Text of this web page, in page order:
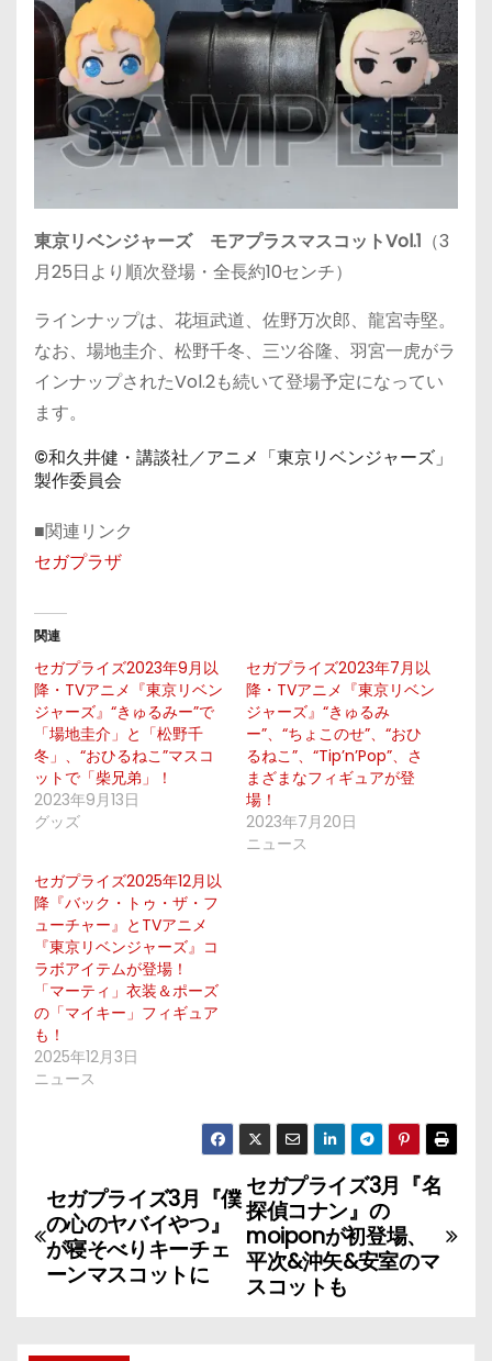
東京リベンジャーズ モアプラスマスコットVol.1 （3
月25日より順次登場・全長約10センチ）
ラインナップは、花垣武道、佐野万次郎、龍宮寺堅。
なお、場地圭介、松野千冬、三ツ谷隆、羽宮一虎がラ
インナップされたVol.2も続いて登場予定になってい
ます。
©和久井健・講談社／アニメ「東京リベンジャーズ」
製作委員会
■関連リンク
セガプラザ
関連
セガプライズ2023年9月以
降・TVアニメ『東京リベン
ジャーズ』“きゅるみー”で
「場地圭介」と「松野千
冬」、“おひるねこ”マスコ
ットで「柴兄弟」！
2023年9月13日
グッズ
セガプライズ2023年7月以
降・TVアニメ『東京リベン
ジャーズ』“きゅるみ
ー”、“ちょこのせ”、“おひ
るねこ”、“Tip’n’Pop”、さ
まざまなフィギュアが登
場！
2023年7月20日
ニュース
セガプライズ2025年12月以
降『バック・トゥ・ザ・フ
ューチャー』とTVアニメ
『東京リベンジャーズ』コ
ラボアイテムが登場！
「マーティ」衣装＆ポーズ
の「マイキー」フィギュア
も！
2025年12月3日
ニュース
投
稿
ナ
セガプライズ3月『名
探偵コナン』の
moiponが初登場、
平次&沖矢&安室のマ
スコットも
セガプライズ3月『僕
の心のヤバイやつ』
が寝そべりキーチェ
ーンマスコットに